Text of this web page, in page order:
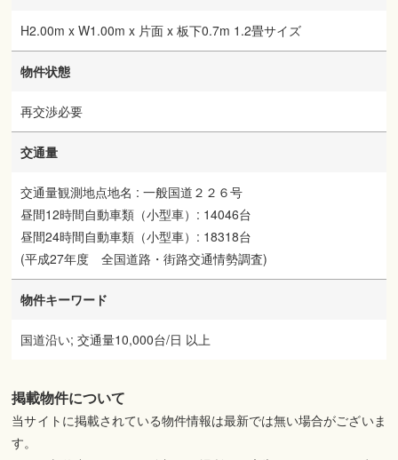
H2.00m x W1.00m x 片面 x 板下0.7m 1.2畳サイズ
物件状態
再交渉必要
交通量
交通量観測地点地名 : 一般国道２２６号
昼間12時間自動車類（小型車）: 14046台
昼間24時間自動車類（小型車）: 18318台
(平成27年度 全国道路・街路交通情勢調査)
物件キーワード
国道沿い; 交通量10,000台/日 以上
掲載物件について
当サイトに掲載されている物件情報は最新では無い場合がございま
す。